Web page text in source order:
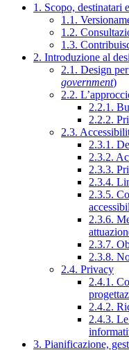
1. Scopo, destinatari
1.1.
1.2.
1.3.
2. Introduzione al
2.1. Design
government)
2.2.
2.2.1.
2.2.2.
2.3.
2.3.1.
2.3.2.
2.3.3.
2.3.4.
2.3.5.
2.3.6.
2.3.7.
2.3.8.
2.4. Privacy
2.4.1.
2.4.2.
2.4.3.
3. Pianificazione,